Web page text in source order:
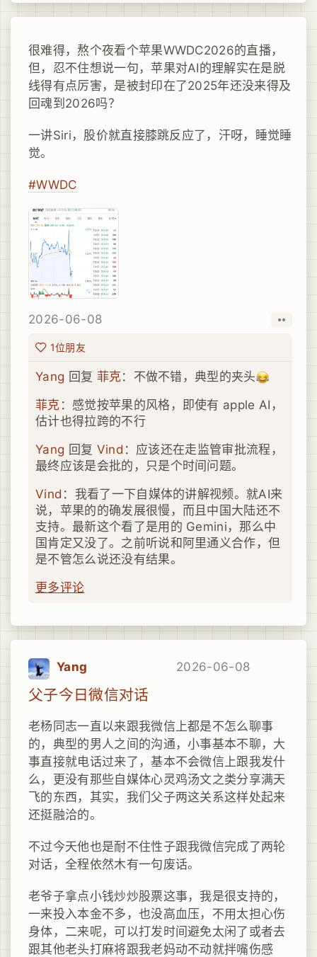
很难得，熬个夜看个苹果WWDC2026的直播，
但，忍不住想说一句，苹果对AI的理解实在是脱
线得有点厉害，是被封印在了2025年还没来得及
回魂到2026吗？
一讲Siri，股价就直接膝跳反应了，汗呀，睡觉睡
觉。
#WWDC
2026-06-08
1位朋友
Yang 回复 菲克：不做不错，典型的夹头
菲克 ：感觉按苹果的风格，即使有 apple AI，
估计也得拉跨的不行
Yang 回复 Vind ：应该还在走监管审批流程，
最终应该是会批的，只是个时间问题。
Vind ：我看了一下自媒体的讲解视频。就AI来
说，苹果的的确发展很慢，而且中国大陆还不
支持。最新这个看了是用的 Gemini，那么中
国肯定又没了。之前听说和阿里通义合作，但
是不管怎么说还没有结果。
更多评论
Yang 2026-06-08
父子今日微信对话
老杨同志一直以来跟我微信上都是不怎么聊事
的，典型的男人之间的沟通，小事基本不聊，大
事直接就电话过来了，基本不会微信上跟我发什
么，更没有那些自媒体心灵鸡汤文之类分享满天
飞的东西，其实，我们父子两这关系这样处起来
还挺融洽的。
不过今天他也是耐不住性子跟我微信完成了两轮
对话，全程依然木有一句废话。
老爷子拿点小钱炒炒股票这事，我是很支持的，
一来投入本金不多，也没高血压，不用太担心伤
身体，二来呢，可以打发时间避免太闲了或者去
跟其他老头打麻将跟我老妈动不动就拌嘴伤感